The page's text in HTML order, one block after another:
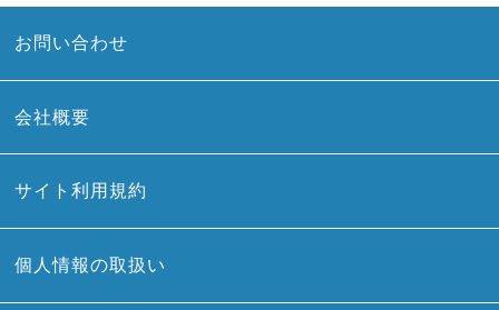
お問い合わせ
会社概要
サイト利用規約
個人情報の取扱い